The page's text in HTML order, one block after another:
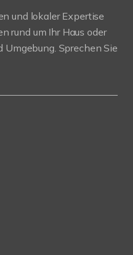
und lokaler Expertise
rund um Ihr Haus oder
Sprechen Sie